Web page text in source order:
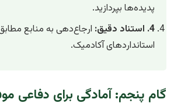
پدیده‌ها بپردازید.
4. استناد دقیق:
ارجاع‌دهی به منابع
استانداردهای آکادمیک.
گام پنجم: آمادگی برای دفاعی